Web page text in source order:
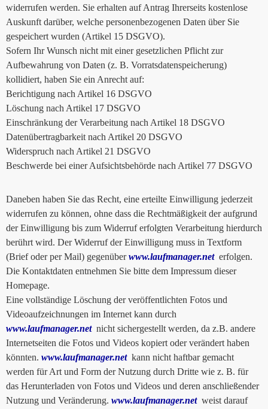
widerrufen werden. Sie erhalten auf Antrag Ihrerseits kostenlose
Auskunft darüber, welche personenbezogenen Daten über Sie
gespeichert wurden (Artikel 15 DSGVO).
Sofern Ihr Wunsch nicht mit einer gesetzlichen Pflicht zur
Aufbewahrung von Daten (z. B. Vorratsdatenspeicherung)
kollidiert, haben Sie ein Anrecht auf:
Berichtigung nach Artikel 16 DSGVO
Löschung nach Artikel 17 DSGVO
Einschränkung der Verarbeitung nach Artikel 18 DSGVO
Datenübertragbarkeit nach Artikel 20 DSGVO
Widerspruch nach Artikel 21 DSGVO
Beschwerde bei einer Aufsichtsbehörde nach Artikel 77 DSGVO
Daneben haben Sie das Recht, eine erteilte Einwilligung jederzeit
widerrufen zu können, ohne dass die Rechtmäßigkeit der aufgrund
der Einwilligung bis zum Widerruf erfolgten Verarbeitung hierdurch
berührt wird. Der Widerruf der Einwilligung muss in Textform
(Brief oder per Mail) gegenüberwww.laufmanager.neterfolgen.
Die Kontaktdaten entnehmen Sie bitte dem Impressum dieser
Homepage.
Eine vollständige Löschung der veröffentlichten Fotos und
Videoaufzeichnungen im Internet kann durch
www.laufmanager.netnicht sichergestellt werden, da z.B. andere
Internetseiten die Fotos und Videos kopiert oder verändert haben
könnten. www.laufmanager.netkann nicht haftbar gemacht
werden für Art und Form der Nutzung durch Dritte wie z. B. für
das Herunterladen von Fotos und Videos und deren anschließender
Nutzung und Veränderung. www.laufmanager.netweist darauf